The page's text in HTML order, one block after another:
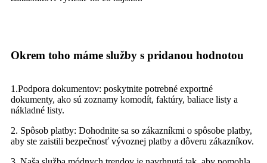
Okrem toho máme služby s pridanou hodnotou
1.Podpora dokumentov: poskytnite potrebné exportné
dokumenty, ako sú zoznamy komodít, faktúry, baliace listy a
nákladné listy.
2. Spôsob platby: Dohodnite sa so zákazníkmi o spôsobe platby,
aby ste zaistili bezpečnosť vývoznej platby a dôveru zákazníkov.